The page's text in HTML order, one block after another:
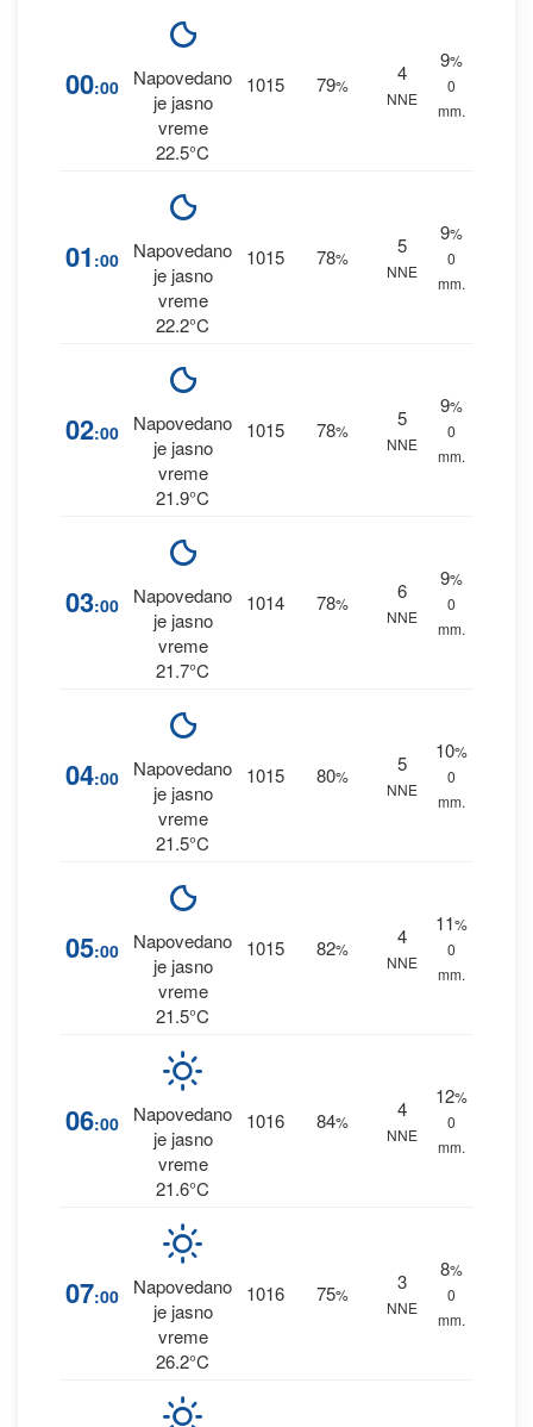
00:00
Napovedano
je jasno
vreme
22.5°C
1015 79%
4
NNE
9%
0
mm.
01 :00
Napovedano
je jasno
vreme
22.2°C
1015 78%
5
NNE
9%
0
mm.
02:00
Napovedano
je jasno
vreme
21.9°C
1015 78%
5
NNE
9%
0
mm.
03:00
Napovedano
je jasno
vreme
21.7°C
1014 78%
6
NNE
9%
0
mm.
04:00
Napovedano
je jasno
vreme
21.5°C
1015 80%
5
NNE
10%
0
mm.
05:00
Napovedano
je jasno
vreme
21.5°C
1015 82%
4
NNE
11%
0
mm.
06:00
Napovedano
je jasno
vreme
21.6°C
1016 84%
4
NNE
12%
0
mm.
07:00
Napovedano
je jasno
vreme
26.2°C
1016 75%
3
NNE
8%
0
mm.